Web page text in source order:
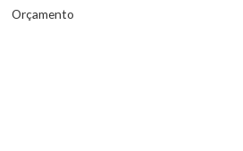
Orçamento